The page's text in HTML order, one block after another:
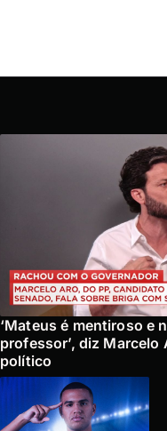
‘Mateus é mentiroso e
professor’, diz
político